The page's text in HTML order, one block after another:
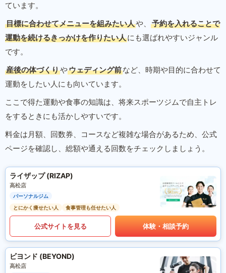
ています。
目標に合わせてメニューを組みたい人や、
予約を入れることで
運動を続けるきっかけを作りたい人にも選ばれやすいジャンル
です。
産後の体づくりやウェディング前など、時期や目的に合わせて
運動をしたい人にも向いています。
ここで得た運動や食事の知識は、将来スポーツジムで自主トレ
をするときにも活かしやすいです。
料金は月額、回数券、コースなど複雑な場合があるため、公式
ページを確認し、総額や通える回数をチェックしましょう。
ライザップ (RIZAP)
高松店
パーソナルジム
とにかく痩せたい人
食事管理も任せたい人
公式サイトを見る 体験・相談予約
ビヨンド (BEYOND)
高松店